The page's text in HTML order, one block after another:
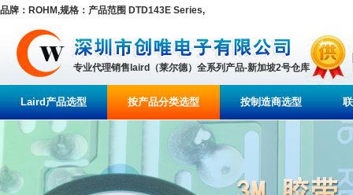
品牌：ROHM,规格：产品范围 DTD143E Series,
专业代理销售laird（莱尔德）全系列产品-新加坡2号仓库
Laird产品选型 按产品分类选型 按制造商选型